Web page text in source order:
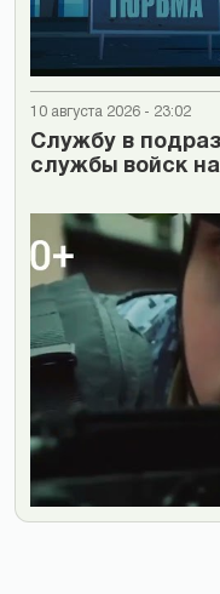
10 августа 2026 - 23:02
Cлужбу в
службы войск